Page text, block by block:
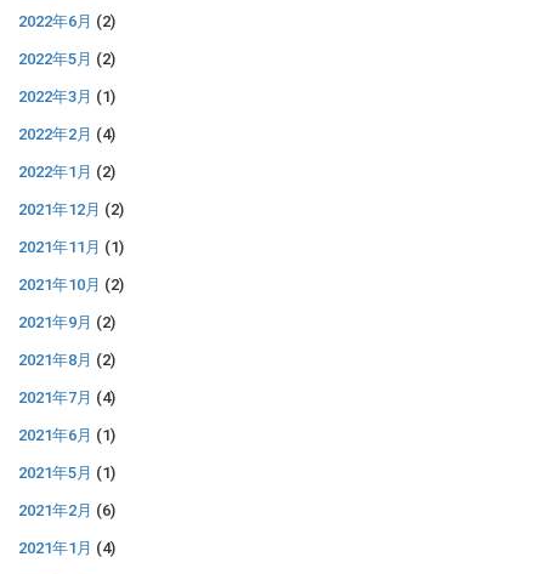
2022年6月 (2)
2022年5月 (2)
2022年3月 (1)
2022年2月 (4)
2022年1月 (2)
2021年12月 (2)
2021年11月 (1)
2021年10月 (2)
2021年9月 (2)
2021年8月 (2)
2021年7月 (4)
2021年6月 (1)
2021年5月 (1)
2021年2月 (6)
2021年1月 (4)